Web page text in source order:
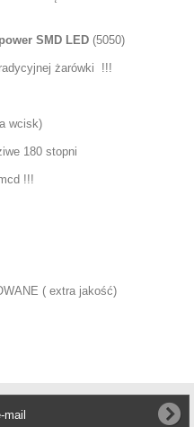
SMD LED (5050)
żarówki !!!
wcisk)
180 stopni
!!!
( extra jakość)